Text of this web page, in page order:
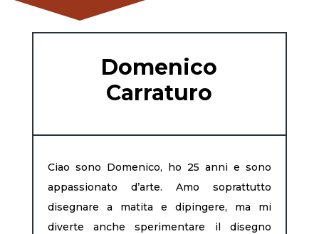
Domenico
Carraturo
Ciao sono Domenico, ho 25 anni e sono
appassionato d’arte. Amo soprattutto
disegnare a matita e dipingere, ma mi
diverte anche sperimentare il disegno